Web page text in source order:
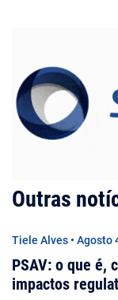
Outras
Tiele Alves • Agosto
PSAV: o que é,
impactos